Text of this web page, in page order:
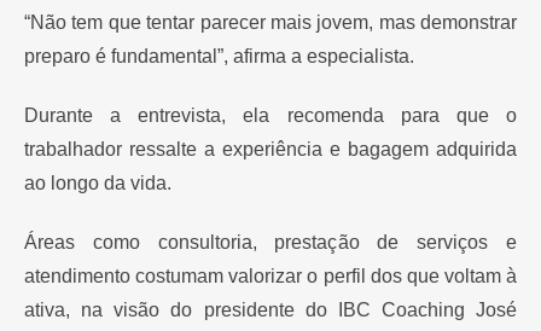
“Não tem que tentar parecer mais jovem, mas demonstrar
preparo é fundamental”, afirma a especialista.
Durante a entrevista, ela recomenda para que o
trabalhador ressalte a experiência e bagagem adquirida
ao longo da vida.
Áreas como consultoria, prestação de serviços e
atendimento costumam valorizar o perfil dos que voltam à
ativa, na visão do presidente do IBC Coaching José